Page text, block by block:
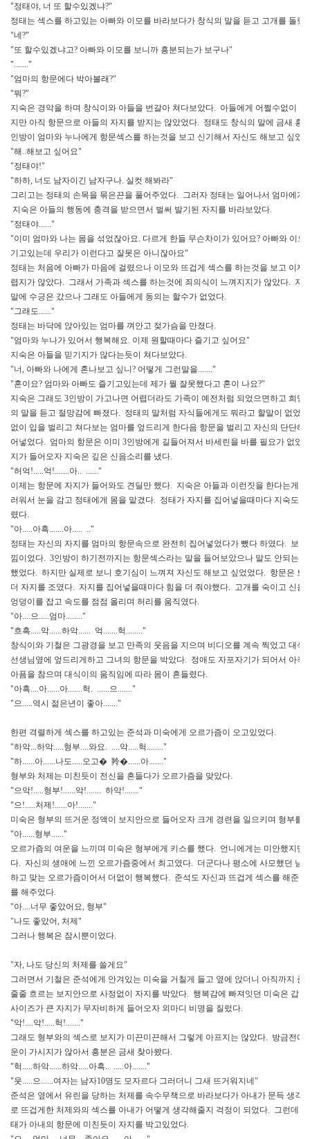
"정태야, 너 또 할수있겠냐?"
정태는 섹스를 하고있는 아빠와 이모를 바라보다가 창식의 말을 듣고 고개를 돌렸
"네?"
"또 할수있겠냐고? 아빠와 이모를 보니까 흥분되는가 보구나"
"......."
"엄마의 항문에다 박아볼래?"
"뭐?"
지숙은 경악을 하며 창식이와 아들을 번갈아 쳐다보았다. 아들에게 어쩔수없이 보
지만 아직 항문으로 아들의 자지를 받지는 않았었다. 정태도 창식의 말에 금새 흥
인방이 엄마와 누나에게 항문섹스를 하는것을 보고 신기해서 자신도 해보고 싶었
"해..해보고 싶어요"
"정태야!"
"하하, 너도 남자이긴 남자구나. 실컷 해봐라"
그리고는 정태의 손목을 묶은끈을 풀어주었다. 그러자 정태는 일어나서 엄마에게
지숙은 아들의 행동에 충격을 받으면서 벌써 발기된 자지를 바라보았다.
"정태야......"
"이미 엄마와 나는 몸을 섞었잖아요. 다르게 한들 무슨차이가 있어요? 아빠와 이모
기고있는데 우리가 이런다고 잘못은 아니잖아요"
정태는 처음에 아빠가 마음에 걸렸으나 이모와 뜨겁게 섹스를 하는것을 보고 이제
렵지가 않았다. 그래서 가족과 섹스를 하는것에 죄의식이 느껴지지가 않았다. 지
말에 수긍은 갔으나 그래도 아들에게 동의는 할수가 없었다.
"그래도......"
정태는 바닥에 앉아있는 엄마를 껴안고 젖가슴을 만졌다.
"엄마와 누나가 있어서 행복해요. 이제 원할때마다 즐기고 싶어요"
지숙은 아들을 믿기지가 않다는듯이 쳐다보았다.
"너, 아빠와 나에게 혼나보고 싶니? 어떻게 그런말을......."
"혼이요? 엄마와 아빠도 즐기고있는데 제가 뭘 잘못했다고 혼이 나요?"
지숙은 그래도 3인방이 가고나면 어렵더라도 가족이 예전처럼 되었으면하고 희망
의 말을 듣고 절망감에 빠졌다. 정태의 말처럼 자식들에게도 뭐라고 할말이 없었
없이 입을 벌리고 쳐다보는 엄마를 엎드리게 한다음 항문을 벌리고 자신의 단단해
어넣었다. 엄마의 항문은 이미 3인방에게 길들어져서 바세린을 바를 필요가 없었
지가 들어오자 지숙은 깊은 신음소리를 냈다.
"허억!.....억!.......아.. ......"
이제는 항문에 자지가 들어와도 견딜만 했다. 지숙은 아들과 이런짓을 한다는게
러워서 눈을 감고 정태에게 몸을 맡겼다. 정태가 자지를 집어넣을때마다 지숙도
렸다.
"아.....아흑.......아..... .."
정태는 자신의 자지를 엄마의 항문속으로 완전히 집어넣었다가 뺐다 하였다. 보지
낌이었다. 3인방이 하기전까지는 항문섹스라는 말을 들어보았으나 말도 안되는
했었다. 하지만 실제로 보니 호기심이 느껴져 자신도 해보고 싶었었다. 항문은 보
더 자지를 조였다. 자지를 집어넣을때마다 힘을 더 줘야했다. 고개를 숙이고 신음
엉덩이를 잡고 속도를 점점 올리며 허리를 움직였다.
"아....으.....엄마........"
"흐흑.....악......하악...... 억.......헉........"
창식이와 기철은 그광경을 보고 만족의 웃음을 지으며 비디오를 계속 찍었고 대식
선생님옆에 엎드리게하고 그녀의 항문을 박았다. 정애도 자포자기가 되어서 아직
아픔을 참으며 대식이의 움직임에 따라 몸이 흔들렸다.
"아흑....아......아.......헉. ......으......."
"으.....역시 젊은년이 좋아......."
한편 격렬하게 섹스를 하고있는 준석과 미숙에게 오르가즘이 오고있었다.
"하악...하악.....형부....와요. ....악.....헉........"
"하......아......나도.....오고� 羚�......아......."
형부와 처제는 미친듯이 전신을 흔들다가 오르가즘을 맞았다.
"으악!.....형부!......악!....... 하악!......."
"으!.....처제!......아!......."
미숙은 형부의 뜨거운 정액이 보지안으로 들어오자 크게 경련을 일으키며 형부를
"아......형부......"
오르가즘의 여운을 느끼며 미숙은 형부에게 키스를 했다. 언니에게는 미안했지만
다. 자신의 생애에 느낀 오르가즘중에서 최고였다. 더군다나 평소에 사모했던 남
하고 맞는 오르가즘이어서 더없이 행복했다. 준석도 자신과 뜨겁게 섹스를 해준
를 해주었다.
"아....너무 좋았어요, 형부"
"나도 좋았어, 처제"
그러나 행복은 잠시뿐이었다.
"자, 나도 당신의 처제를 쓸게요"
그러면서 기철은 준석에게 안겨있는 미숙을 거칠게 들고 옆에 앉더니 아직까지 준
줄줄 흐르는 보지안으로 사정없이 자지를 박았다. 행복감에 빠져잇던 미숙은 갑자
사이즈가 큰 자지가 무자비하게 들어오자 외마디 비명을 질렀다.
"악!....악!.....헉!......."
그래도 형부와의 섹스로 보지가 미끈미끈해서 그렇게 아프지는 않았다. 방금전에
운이 가시지가 않아서 흥분은 금새 찾아뫘다.
"헉.....하악......하악.....아흑.. .....아......."
"웃.....으......여자는 남자10명도 모자르다 그러더니 그새 뜨거워지네"
준석은 옆에서 유린을 당하는 처제를 속수무책으로 바라보다가 아내가 문득 생각
로 뜨겁게한 처제와의 섹스를 아내가 어떻게 생각해줄지 걱정이 되었다. 그런데
태가 아내의 항문에 미친듯이 자지를 박고있었다.